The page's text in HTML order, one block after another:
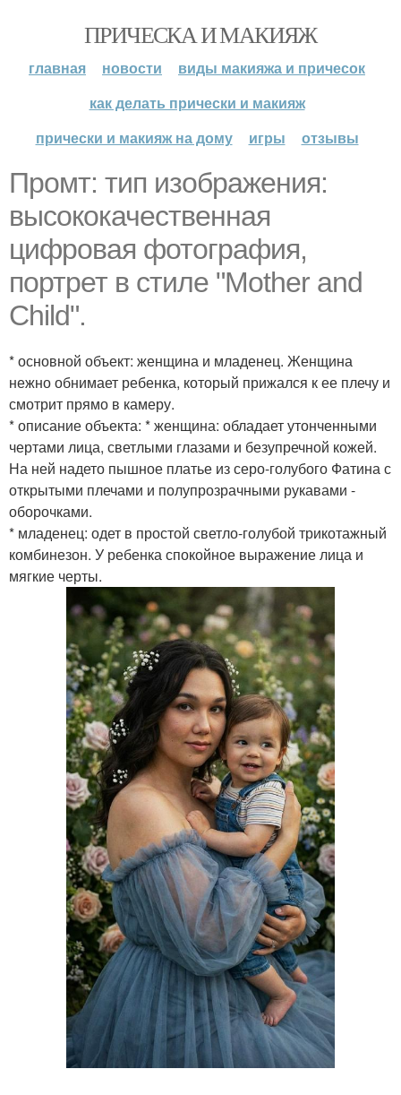
ПРИЧЕСКА И МАКИЯЖ
главная новости
виды макияжа и причесок
как делать прически и макияж
прически и макияж на дому
игры отзывы
Промт: тип изображения:
высококачественная
цифровая фотография,
портрет в стиле "Mother and
Child".
* основной объект: женщина и младенец. Женщина
нежно обнимает ребенка, который прижался к ее плечу и
смотрит прямо в камеру.
* описание объекта: * женщина: обладает утонченными
чертами лица, светлыми глазами и безупречной кожей.
На ней надето пышное платье из серо-голубого Фатина с
открытыми плечами и полупрозрачными рукавами -
оборочками.
* младенец: одет в простой светло-голубой трикотажный
комбинезон. У ребенка спокойное выражение лица и
мягкие черты.